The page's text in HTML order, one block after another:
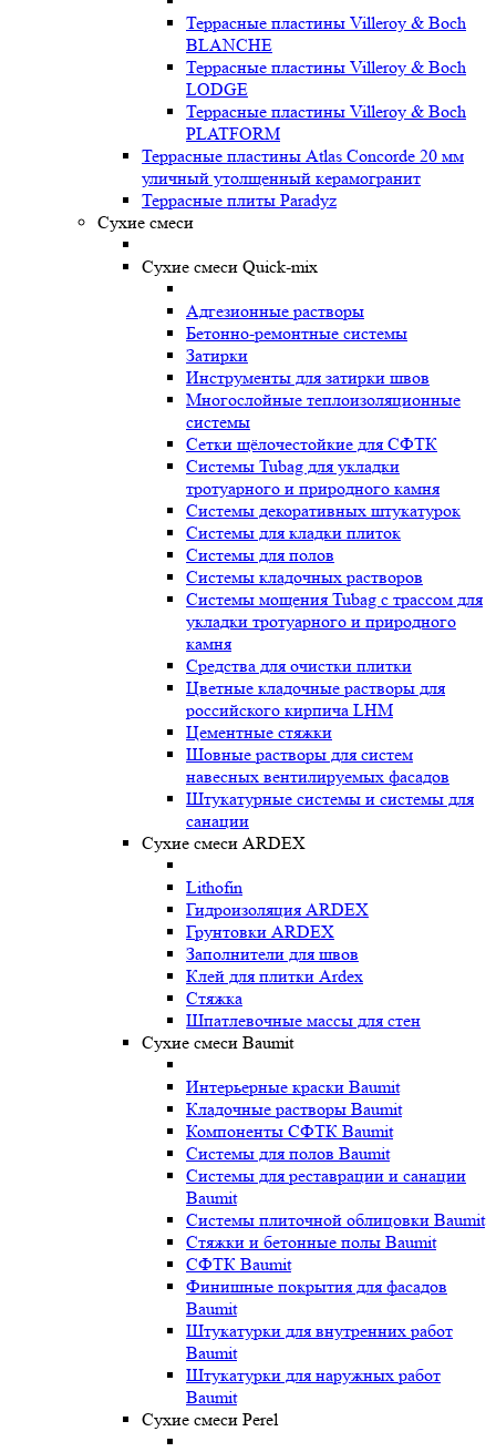
Террасные пластины Villeroy & Boch
BLANCHE
Террасные пластины Villeroy & Boch
LODGE
Террасные пластины Villeroy & Boch
PLATFORM
Террасные пластины Atlas Concorde 20 мм
уличный утолщенный керамогранит
Террасные плиты Paradyz
Сухие смеси
Сухие смеси Quick-mix
Адгезионные растворы
Бетонно-ремонтные системы
Затирки
Инструменты для затирки швов
Многослойные теплоизоляционные
системы
Сетки щёлочестойкие для СФТК
Системы Tubag для укладки
тротуарного и природного камня
Системы декоративных штукатурок
Системы для кладки плиток
Системы для полов
Системы кладочных растворов
Системы мощения Tubag с трассом для
укладки тротуарного и природного
камня
Средства для очистки плитки
Цветные кладочные растворы для
российского кирпича LHM
Цементные стяжки
Шовные растворы для систем
навесных вентилируемых фасадов
Штукатурные системы и системы для
санации
Сухие смеси ARDEX
Lithofin
Гидроизоляция ARDEX
Грунтовки ARDEX
Заполнители для швов
Клей для плитки Ardex
Стяжка
Шпатлевочные массы для стен
Сухие смеси Baumit
Интерьерные краски Baumit
Кладочные растворы Baumit
Компоненты СФТК Baumit
Системы для полов Baumit
Системы для реставрации и санации
Baumit
Системы плиточной облицовки Baumit
Стяжки и бетонные полы Baumit
СФТК Baumit
Финишные покрытия для фасадов
Baumit
Штукатурки для внутренних работ
Baumit
Штукатурки для наружных работ
Baumit
Сухие смеси Perel